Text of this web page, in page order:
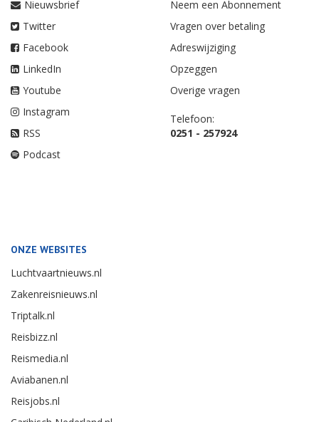
Nieuwsbrief
Twitter
Facebook
LinkedIn
Youtube
Instagram
RSS
Podcast
Neem een Abonnement
Vragen over betaling
Adreswijziging
Opzeggen
Overige vragen
Telefoon:
0251 - 257924
ONZE WEBSITES
Luchtvaartnieuws.nl
Zakenreisnieuws.nl
Triptalk.nl
Reisbizz.nl
Reismedia.nl
Aviabanen.nl
Reisjobs.nl